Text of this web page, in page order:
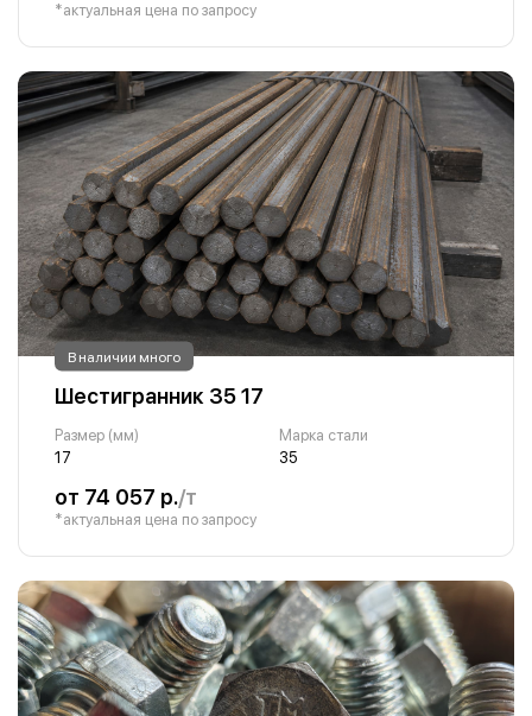
*актуальная цена по запросу
В наличии много
Шестигранник 35 17
Размер (мм)
17
Марка стали
35
от 74 057 р./т
*актуальная цена по запросу